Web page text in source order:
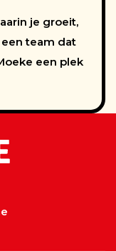
je groeit,
team dat
een plek